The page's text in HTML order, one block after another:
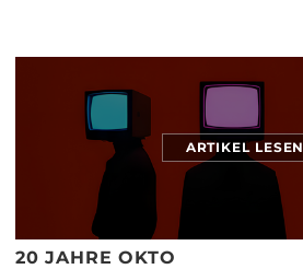
ARTIKEL LESEN
20 JAHRE OKTO